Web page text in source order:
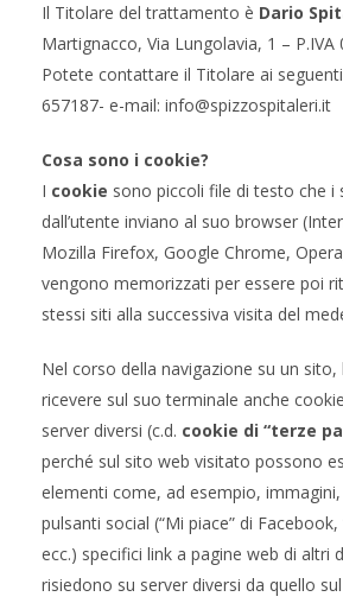
Il Titolare del trattamento è Dario
Martignacco, Via Lungolavia, 1 – P.IVA
Potete contattare il Titolare ai
657187- e-mail: info@spizzospitaleri.it
Cosa sono i cookie?
I cookie sono piccoli file di testo che i
dall’utente inviano al suo browser
Mozilla Firefox, Google Chrome,
vengono memorizzati per essere poi
stessi siti alla successiva visita del
Nel corso della navigazione su un sito,
ricevere sul suo terminale anche
server diversi (c.d. cookie di “terze
perché sul sito web visitato possono
elementi come, ad esempio,
pulsanti social (“Mi piace” di Facebook,
ecc.) specifici link a pagine web di altri
risiedono su server diversi da quello